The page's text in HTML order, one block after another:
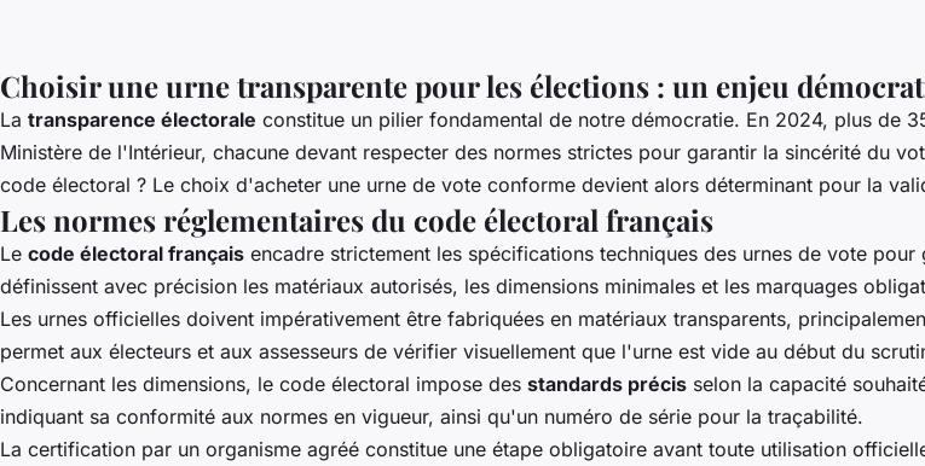
Choisir une urne transparente pour les élections : un enjeu
La transparence électorale constitue un pilier fondamental de notre démocratie. En 2024, plus de
Ministère de l'Intérieur, chacune devant respecter des normes strictes pour garantir la sincérité du
code électoral ? Le choix d'acheter une urne de vote conforme devient alors déterminant pour la
Les normes réglementaires du code électoral français
Le code électoral français encadre strictement les spécifications techniques des urnes de vote
définissent avec précision les matériaux autorisés, les dimensions minimales et les marquages
Les urnes officielles doivent impérativement être fabriquées en matériaux transparents,
permet aux électeurs et aux assesseurs de vérifier visuellement que l'urne est vide au début du
Concernant les dimensions, le code électoral impose des standards précis selon la capacité
indiquant sa conformité aux normes en vigueur, ainsi qu'un numéro de série pour la traçabilité.
La certification par un organisme agréé constitue une étape obligatoire avant toute utilisation